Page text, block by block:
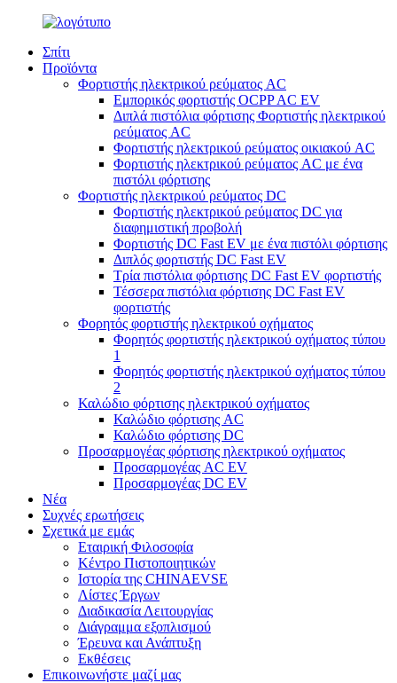
Σπίτι
Προϊόντα
Φορτιστής ηλεκτρικού ρεύματος AC
Εμπορικός φορτιστής OCPP AC EV
Διπλά πιστόλια φόρτισης Φορτιστής ηλεκτρικού
ρεύματος AC
Φορτιστής ηλεκτρικού ρεύματος οικιακού AC
Φορτιστής ηλεκτρικού ρεύματος AC με ένα
πιστόλι φόρτισης
Φορτιστής ηλεκτρικού ρεύματος DC
Φορτιστής ηλεκτρικού ρεύματος DC για
διαφημιστική προβολή
Φορτιστής DC Fast EV με ένα πιστόλι φόρτισης
Διπλός φορτιστής DC Fast EV
Τρία πιστόλια φόρτισης DC Fast EV φορτιστής
Τέσσερα πιστόλια φόρτισης DC Fast EV
φορτιστής
Φορητός φορτιστής ηλεκτρικού οχήματος
Φορητός φορτιστής ηλεκτρικού οχήματος τύπου
1
Φορητός φορτιστής ηλεκτρικού οχήματος τύπου
2
Καλώδιο φόρτισης ηλεκτρικού οχήματος
Καλώδιο φόρτισης AC
Καλώδιο φόρτισης DC
Προσαρμογέας φόρτισης ηλεκτρικού οχήματος
Προσαρμογέας AC EV
Προσαρμογέας DC EV
Νέα
Συχνές ερωτήσεις
Σχετικά με εμάς
Εταιρική Φιλοσοφία
Κέντρο Πιστοποιητικών
Ιστορία της CHINAEVSE
Λίστες Έργων
Διαδικασία Λειτουργίας
Διάγραμμα εξοπλισμού
Έρευνα και Ανάπτυξη
Εκθέσεις
Επικοινωνήστε μαζί μας